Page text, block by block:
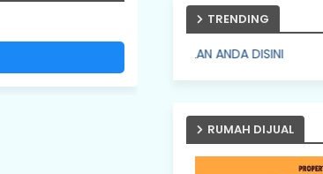
TRENDING
PASANG IKLAN ANDA DISINI
RUMAH DIJUAL